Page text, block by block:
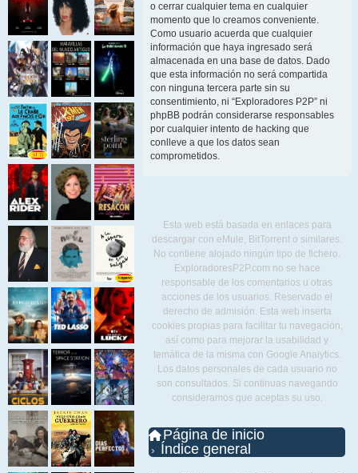
o cerrar cualquier tema en cualquier
momento que lo creamos conveniente.
Como usuario acuerda que cualquier
información que haya ingresado será
almacenada en una base de datos. Dado
que esta información no será compartida
con ninguna tercera parte sin su
consentimiento, ni “Exploradores P2P” ni
phpBB podrán considerarse responsables
por cualquier intento de hacking que
conlleve a que los datos sean
comprometidos.
Esta web está basada en enlaces para
descargar con eMule, BitTorrent o similares.
No contiene alojado ningún tipo de fichero.
ExploradoresP2P.com no se hace
responsable de los comentarios u otras
acciones de los usuarios. Reservado el
derecho de admisión. Esta web inserta
cookies propias para facilitar tu navegación,
así como para mejorar la usabilidad y
temática de la misma con Google Analytics.
Los datos personales de cada usuario no
son consultados. Si continuas navegando
consideramos que aceptas su uso.
Página de inicio
Índice general